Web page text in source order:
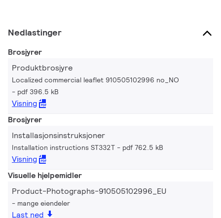
Nedlastinger
Brosjyrer
Produktbrosjyre
Localized commercial leaflet 910505102996 no_NO
pdf 396.5 kB
Visning
Brosjyrer
Installasjonsinstruksjoner
Installation instructions ST332T pdf 762.5 kB
Visning
Visuelle hjelpemidler
Product-Photographs-910505102996_EU
mange eiendeler
Last ned